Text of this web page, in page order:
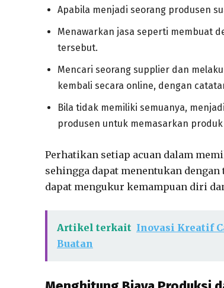
Apabila menjadi seorang produsen
Menawarkan jasa seperti membuat
tersebut.
Mencari seorang supplier dan
kembali secara online, dengan
Bila tidak memiliki semuanya,
produsen untuk memasarkan produk
Perhatikan setiap acuan dalam
sehingga dapat menentukan
dapat mengukur kemampuan diri
Artikel terkait Inovasi Kreatif
Buatan